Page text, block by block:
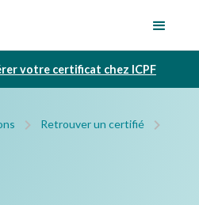
votre certificat chez ICPF
Retrouver un certifié